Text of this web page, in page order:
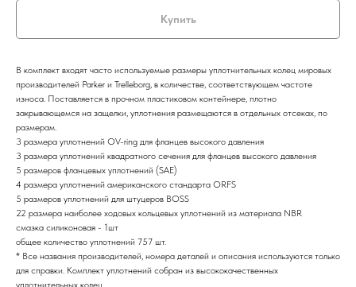
Купить
В комплект входят часто используемые размеры уплотнительных колец мировых
производителей Parker и Trelleborg, в количестве, соответствующем частоте
износа. Поставляется в прочном пластиковом контейнере, плотно
закрывающемся на защелки, уплотнения размещаются в отдельных отсеках, по
размерам.
3 размера уплотнений OV-ring для фланцев высокого давления
3 размера уплотнений квадратного сечения для фланцев высокого давления
5 размеров фланцевых уплотнений (SAE)
4 размера уплотнений американского стандарта ORFS
5 размеров уплотнений для штуцеров BOSS
22 размера наиболее ходовых кольцевых уплотнений из материала NBR
смазка силиконовая - 1шт
общее количество уплотнений 757 шт.
* Все названия производителей, номера деталей и описания используются только
для справки. Комплект уплотнений собран из высококачественных
уплотнительных колец.